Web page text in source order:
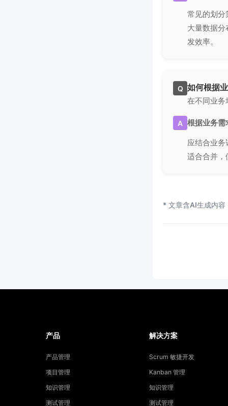
常见的划
大量数据
发效率。
Q 如何根据
在不同业务
A 根据业务需
应结合业
适合合并，
* 文章含AI生成内容
产品
产品管理
项目管理
知识管理
测试管理
解决方案
Scrum 敏捷开发
Kanban 管理
知识管理
测试管理